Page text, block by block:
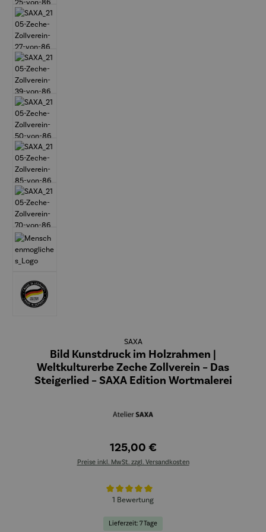
SAXA
Bild Kunstdruck im Holzrahmen |
Weltkulturerbe Zeche Zollverein – Das
Steigerlied – SAXA Edition Wortmalerei
125,00 €
Preise inkl. MwSt. zzgl. Versandkosten
Durchschnittliche Bewertung von 5 von 5 Sternen
1 Bewertung
Lieferzeit: 7 Tage